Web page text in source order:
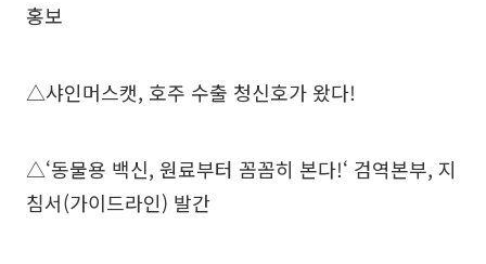
홍보
△샤인머스캣, 호주 수출 청신호가 왔다!
△‘동물용 백신, 원료부터 꼼꼼히 본다!‘ 검역본부, 지
침서(가이드라인) 발간